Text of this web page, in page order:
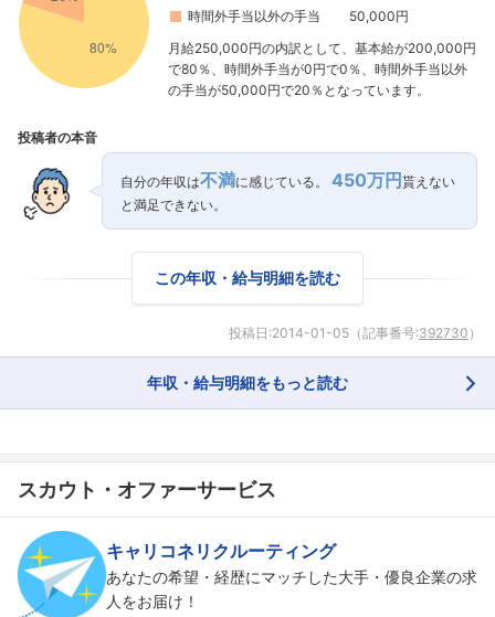
フォローしました
時間外手当以外の手当
50,000円
月給250,000円の内訳として、基本給が200,000円
で80％、時間外手当が0円で0％、時間外手当以外
の手当が50,000円で20％となっています。
投稿者の本音
自分の年収は不満に感じている。 450万円 貰えない
と満足できない。
この年収・給与明細を読む
投稿日:2014-01-05 （記事番号:392730 ）
年収・給与明細をもっと読む
スカウト・オファーサービス
キャリコネリクルーティング
あなたの希望・経歴にマッチした大手・優良企業の求
人をお届け！